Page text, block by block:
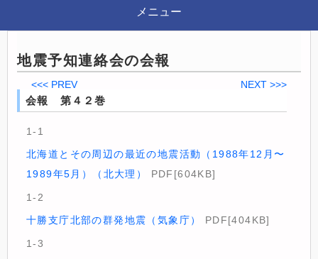
メニュー
地震予知連絡会の会報
<<< PREV NEXT >>>
会報 第４２巻
1-1
北海道とその周辺の最近の地震活動（1988年12月〜
1989年5月）（北大理）
PDF[604KB]
1-2
十勝支庁北部の群発地震（気象庁）
PDF[404KB]
1-3